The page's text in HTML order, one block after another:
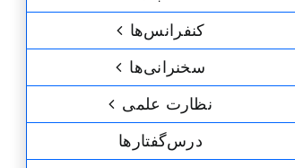
کنفرانس‌ها
سخنرانی‌ها
نظارت علمی
درس‌گفتارها